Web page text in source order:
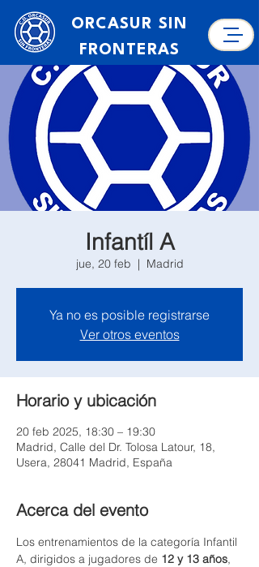
ORCASUR SIN
FRONTERAS
Infantíl A
jue, 20 feb
  |
Madrid
Ya no es posible registrarse
Ver otros eventos
Horario y ubicación
20 feb 2025, 18:30 – 19:30
Madrid, Calle del Dr. Tolosa Latour, 18,
Usera, 28041 Madrid, España
Acerca del evento
Los entrenamientos de la categoría Infantil
A, dirigidos a jugadores de 12 y 13 años,